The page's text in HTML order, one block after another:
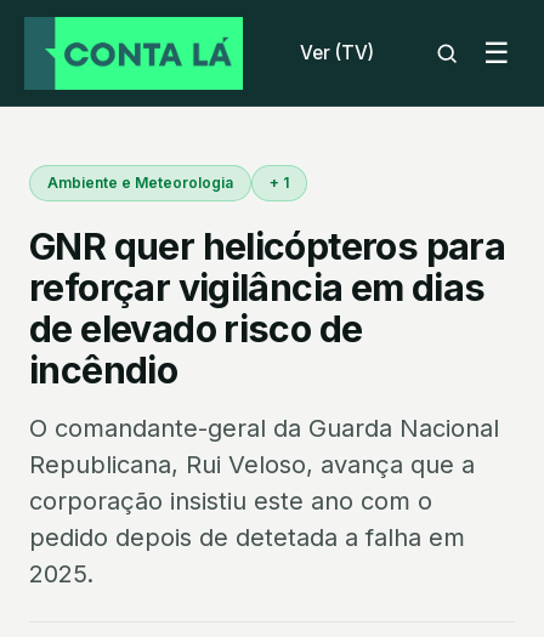
Ver (TV) ☰
Ambiente e Meteorologia + 1
GNR quer helicópteros para
reforçar vigilância em dias
de elevado risco de
incêndio
O comandante-geral da Guarda Nacional
Republicana, Rui Veloso, avança que a
corporação insistiu este ano com o
pedido depois de detetada a falha em
2025.